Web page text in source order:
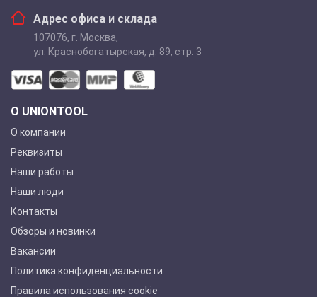
Адрес офиса и склада
107076, г. Москва,
ул. Краснобогатырская, д. 89, стр. 3
О UNIONTOOL
О компании
Реквизиты
Наши работы
Наши люди
Контакты
Обзоры и новинки
Вакансии
Политика конфиденциальности
Правила использования cookie